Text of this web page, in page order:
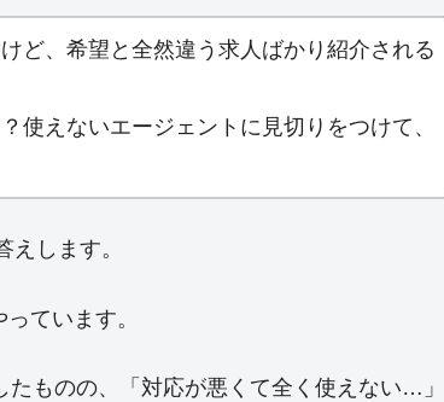
ど、希望と全然違う求人ばかり紹介される
使えないエージェントに見切りをつけて、
えします。
ています。
ものの、「対応が悪くて全く使えない…」